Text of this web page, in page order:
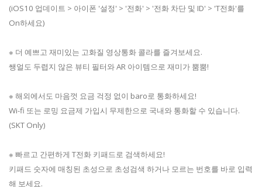
(iOS10 업데이트 > 아이폰 '설정' > '전화' > '전화 차단 및 ID' > 'T전화'를
On하세요)
※ 더 예쁘고 재미있는 고화질 영상통화 콜라를 즐겨보세요.
쌩얼도 두렵지 않은 뷰티 필터와 AR 아이템으로 재미가 뿜뿜!
※ 해외에서도 마음껏 요금 걱정 없이 baro로 통화하세요!
Wi-fi 또는 로밍 요금제 가입시 무제한으로 국내와 통화할 수 있습니다.
(SKT Only)
※ 빠르고 간편하게 T전화 키패드로 검색하세요!
키패드 숫자에 매칭된 초성으로 초성검색 하거나 모르는 번호를 바로 입력
해 보세요.